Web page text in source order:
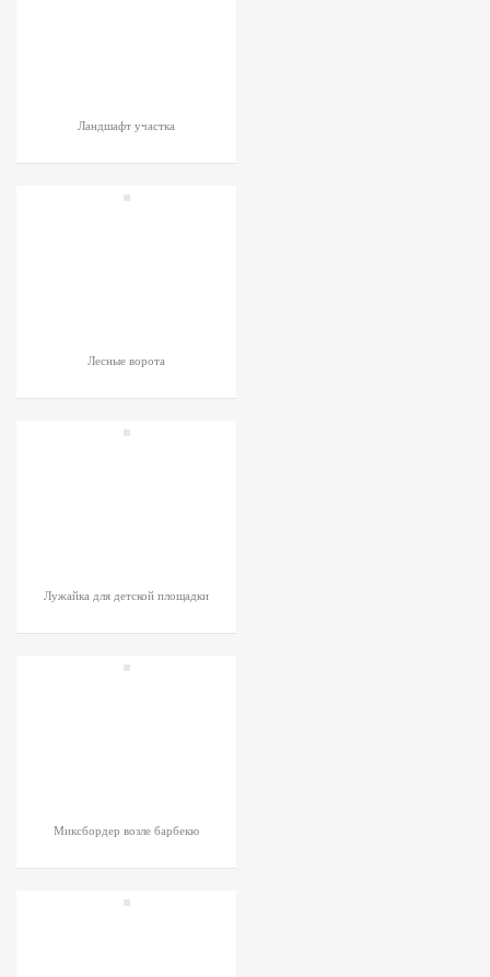
Ландшафт участка
Лесные ворота
Лужайка для детской площадки
Миксбордер возле барбекю